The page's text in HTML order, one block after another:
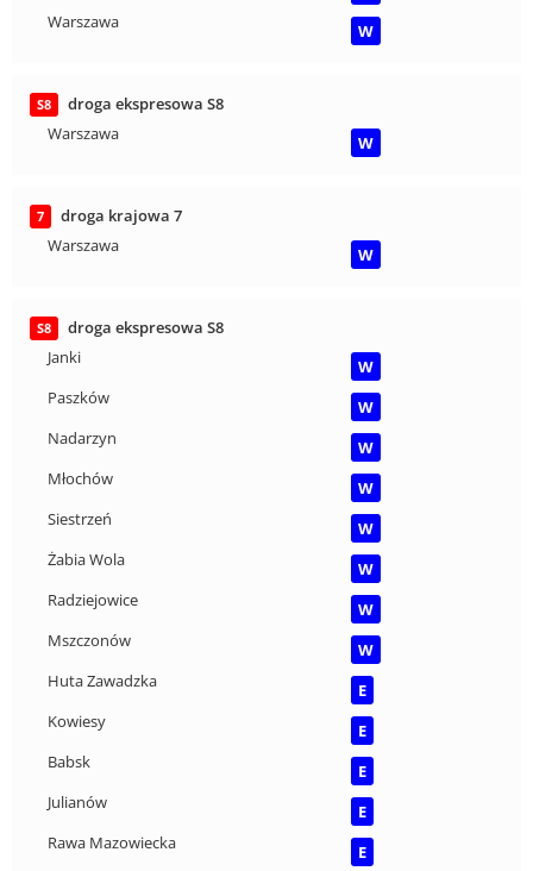
Warszawa
W
S8
droga ekspresowa S8
Warszawa
W
7
droga krajowa 7
Warszawa
W
S8
droga ekspresowa S8
Janki
W
Paszków
W
Nadarzyn
W
Młochów
W
Siestrzeń
W
Żabia Wola
W
Radziejowice
W
Mszczonów
W
Huta Zawadzka
E
Kowiesy
E
Babsk
E
Julianów
E
Rawa Mazowiecka
E